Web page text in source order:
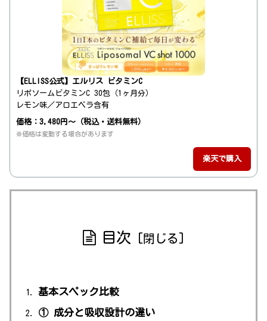
【ELLISS公式】エルリス ビタミンC
リポソームビタミンC 30包（1ヶ月分）
レモン味／アロエベラ含有
価格：3,480円～（税込・送料無料）
※価格は変動する場合があります
楽天で購入
目次
基本スペック比較
① 成分と吸収設計の違い